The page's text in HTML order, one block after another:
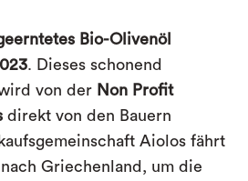
Bio-Olivenöl
. Dieses schonend
von der Non Profit
direkt von den Bauern
Aiolos fährt
Griechenland, um die